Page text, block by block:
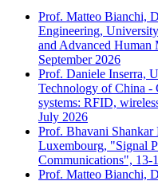
Prof. Matteo Bianchi,
Engineering,
and Advanced Human
September 2026
Prof. Daniele Inserra,
Technology of China -
systems: RFID,
July 2026
Prof. Bhavani
Luxembourg, "Signal
Communications", 13-
Prof. Matteo Bianchi,